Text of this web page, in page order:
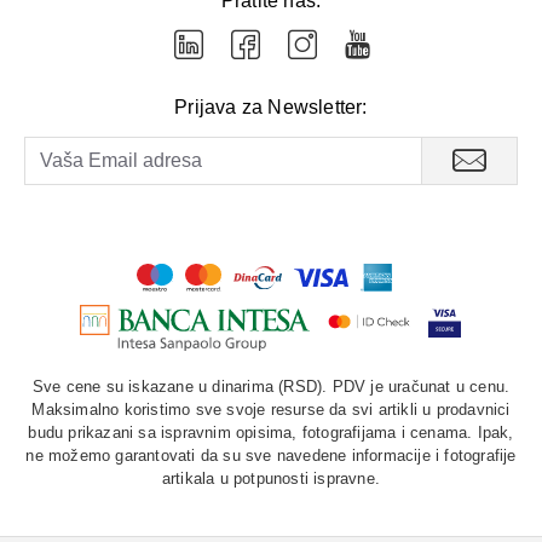
Prijava za Newsletter:
Sve cene su iskazane u dinarima (RSD). PDV je uračunat u cenu.
Maksimalno koristimo sve svoje resurse da svi artikli u prodavnici
budu prikazani sa ispravnim opisima, fotografijama i cenama. Ipak,
ne možemo garantovati da su sve navedene informacije i fotografije
artikala u potpunosti ispravne.